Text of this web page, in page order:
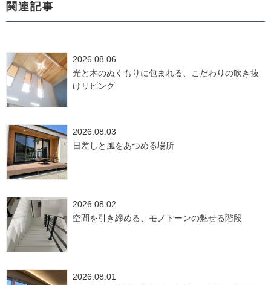
関連記事
2026.08.06
光と木のぬくもりに包まれる、こだわりの吹き抜
けリビング
2026.08.03
日差しと風をあつめる場所
2026.08.02
空間を引き締める、モノトーンの魅せる階段
2026.08.01